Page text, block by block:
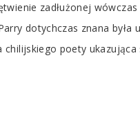
zadłużonej
dotychczas znana
poety ukazująca